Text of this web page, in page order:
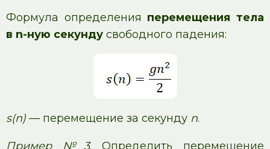
Формула определения перемещения тела
в n-ную секунду свободного падения:
s(n) — перемещение за секунду n.
Пример №3. Определить перемещение